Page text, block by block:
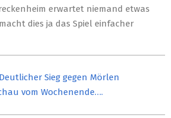
erwartet niemand etwas
dies ja das Spiel einfacher
Sieg gegen Mörlen
vom Wochenende….